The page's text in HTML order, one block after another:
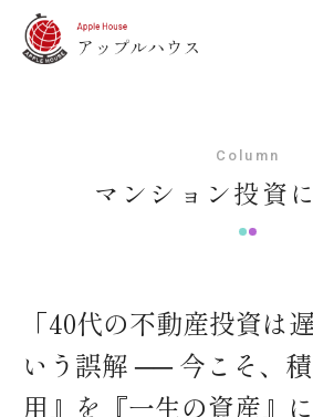
Column
マンション投資
「40代の不動産投資は
いう誤解 ── 今こそ、
用』を『一生の資産』